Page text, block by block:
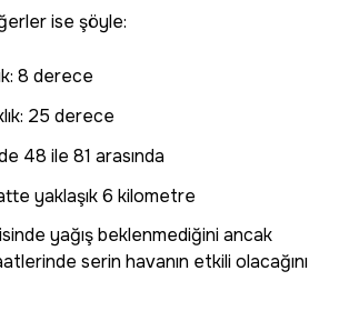
ise şöyle:
8 derece
25 derece
48 ile 81 arasında
yaklaşık 6 kilometre
yağış beklenmediğini ancak
serin havanın etkili olacağını